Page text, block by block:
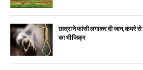
छात्रा ने फांसी लगाकर दी जान, कमरे
का भी जिक्र